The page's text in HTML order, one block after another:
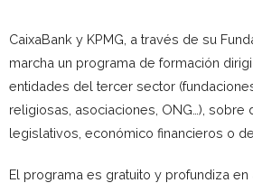
CaixaBank y KPMG, a través de su
marcha un programa de formación
entidades del tercer sector
religiosas, asociaciones, ONG…), sobre
legislativos, económico financieros o
El programa es gratuito y profundiza